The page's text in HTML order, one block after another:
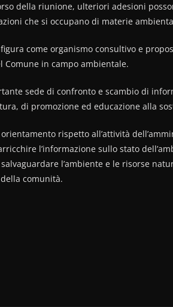
della riunione, ulteriori adesioni
che si occupano di materie
come organismo consultivo e
in campo ambientale.
sede di confronto e scambio di
di promozione ed educazione alla
rispetto all’attività
l’informazione sullo stato
l’ambiente e le risorse
comunità.